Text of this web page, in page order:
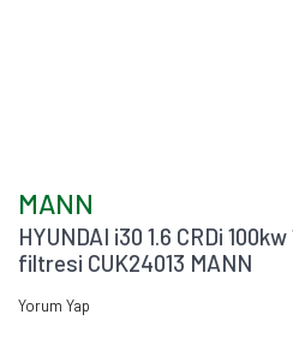
MANN
HYUNDAI i30 1.6 CRDi
filtresi CUK24013 MANN
Yorum Yap